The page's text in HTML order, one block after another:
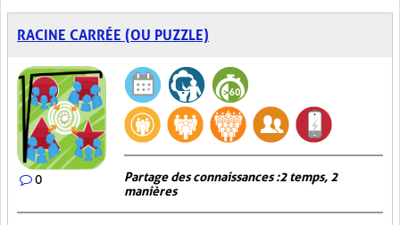
RACINE CARRÉE (OU PUZZLE)
0
Partage des connaissances : 2 temps, 2
manières